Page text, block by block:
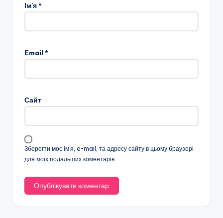
Ім'я*
Email *
Сайт
Зберегти моє ім'я, e-mail, та адресу сайту в цьому браузері
для моїх подальших коментарів.